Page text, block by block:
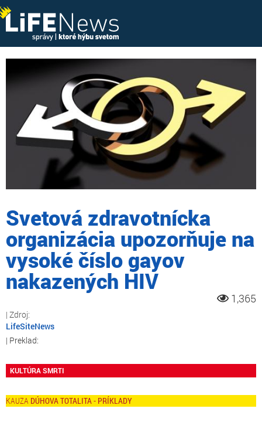
Svetová zdravotnícka
organizácia upozorňuje na
vysoké číslo gayov
nakazených HIV
1,365
LifeSiteNews
KULTÚRA SMRTI
DÚHOVA TOTALITA - PRÍKLADY